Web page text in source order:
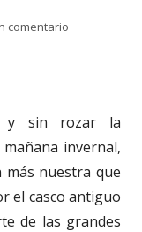
comentario
y sin rozar la
invernal,
más nuestra que
el casco antiguo
de las grandes